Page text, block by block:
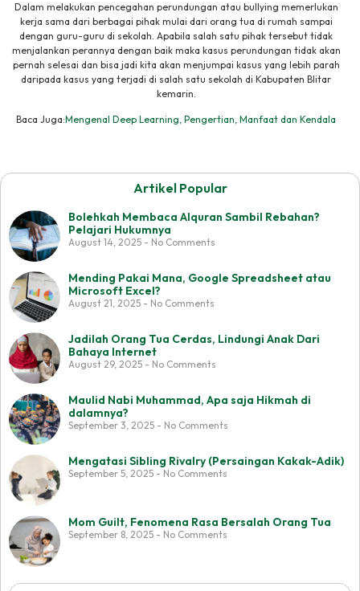
Dalam melakukan pencegahan perundungan atau bullying memerlukan
kerja sama dari berbagai pihak mulai dari orang tua di rumah sampai
dengan guru-guru di sekolah. Apabila salah satu pihak tersebut tidak
menjalankan perannya dengan baik maka kasus perundungan tidak akan
pernah selesai dan bisa jadi kita akan menjumpai kasus yang lebih parah
daripada kasus yang terjadi di salah satu sekolah di Kabupaten Blitar
kemarin.
Baca Juga:Mengenal Deep Learning, Pengertian, Manfaat dan Kendala
Artikel Popular
Bolehkah Membaca Alquran Sambil Rebahan?
Pelajari Hukumnya
August 14, 2025 No Comments
Mending Pakai Mana, Google Spreadsheet atau
Microsoft Excel?
August 21, 2025 No Comments
Jadilah Orang Tua Cerdas, Lindungi Anak Dari
Bahaya Internet
August 29, 2025 No Comments
Maulid Nabi Muhammad, Apa saja Hikmah di
dalamnya?
September 3, 2025 No Comments
Mengatasi Sibling Rivalry (Persaingan Kakak-Adik)
September 5, 2025 No Comments
Mom Guilt, Fenomena Rasa Bersalah Orang Tua
September 8, 2025 No Comments